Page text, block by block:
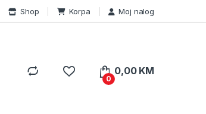
Shop Korpa Moj nalog
0
0,00 KM